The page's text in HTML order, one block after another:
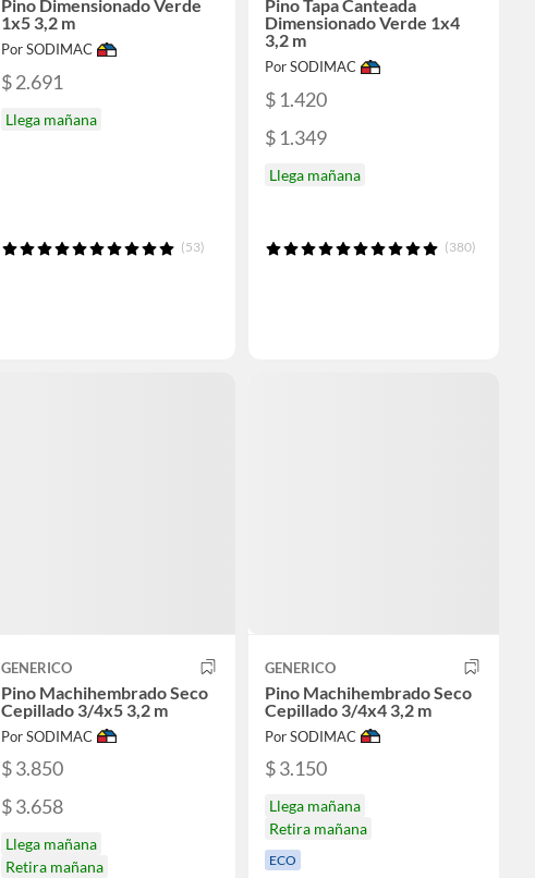
Pino Dimensionado Verde
1x5 3,2 m
Por SODIMAC
$ 2.691
Llega mañana
(53)
Pino Tapa Canteada
Dimensionado Verde 1x4
3,2 m
Por SODIMAC
$ 1.420
$ 1.349
Llega mañana
(380)
GENERICO
Pino Machihembrado Seco
Cepillado 3/4x5 3,2 m
Por SODIMAC
$ 3.850
$ 3.658
Llega mañana
Retira mañana
GENERICO
Pino Machihembrado Seco
Cepillado 3/4x4 3,2 m
Por SODIMAC
$ 3.150
Llega mañana
Retira mañana
ECO